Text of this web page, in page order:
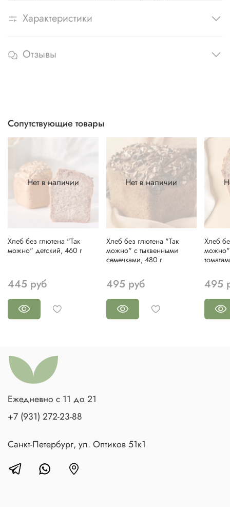
Характеристики
Отзывы
Сопутствующие товары
Нет в наличии
Хлеб без глютена "Так
можно" детский, 460 г
445 руб
Нет в наличии
Хлеб без глютена "Так
можно" с тыквенными
семечками, 480 г
495 руб
Хлеб
495
Ежедневно с 11 до 21
+7 (931) 272-23-88
Санкт-Петербург, ул. Оптиков 51к1